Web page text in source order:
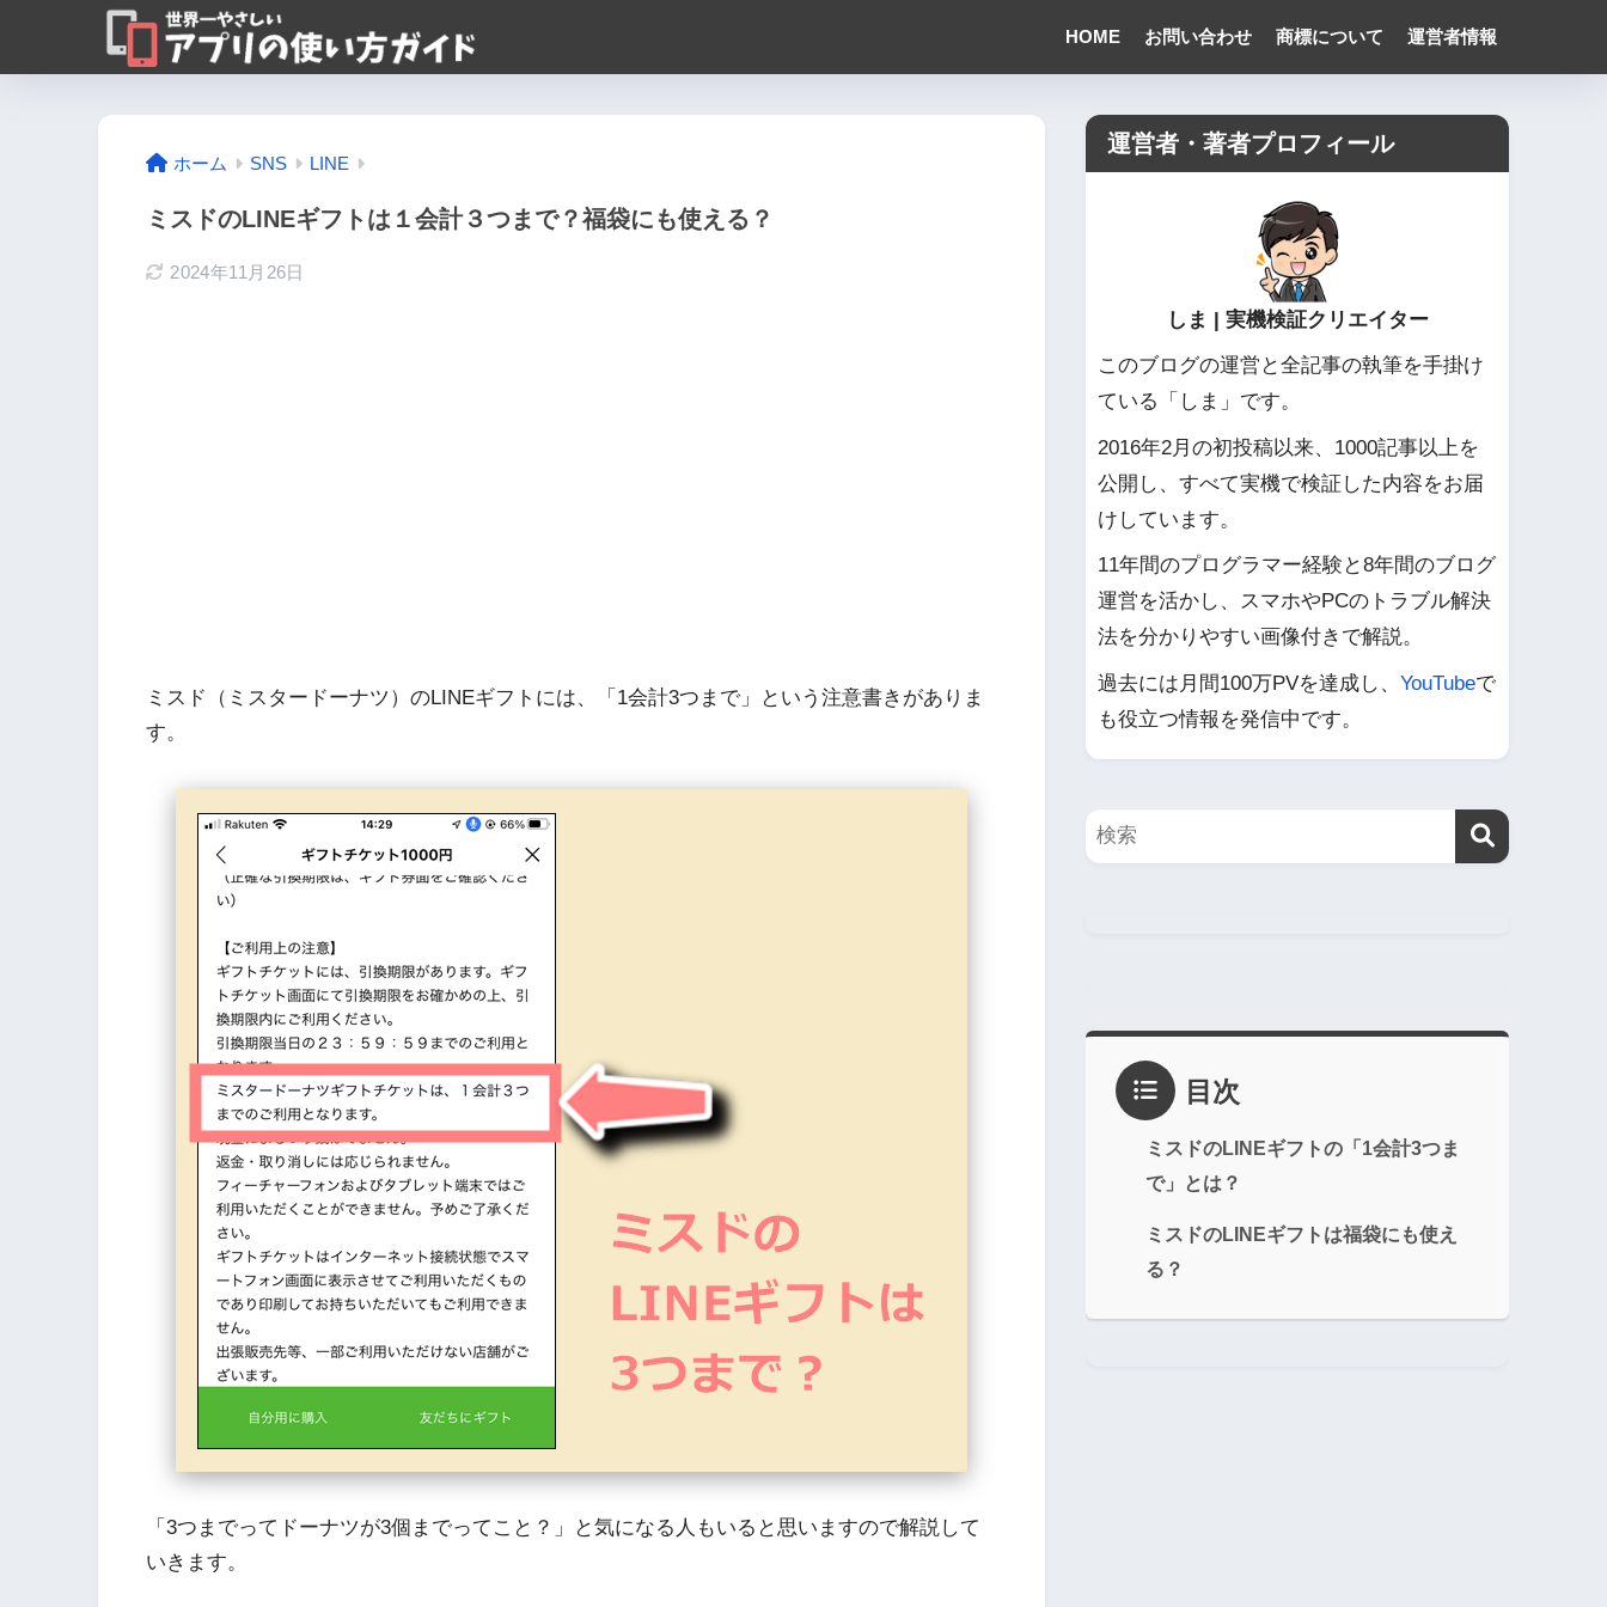
HOME お問い合わせ 商標について 運営者情報
ホーム SNS LINE
ミスドのLINEギフトは１会計３つまで？福袋にも使える？
2024年11月26日
ミスド（ミスタードーナツ）のLINEギフトには、「1会計3つまで」という注意書きがありま
す。
「3つまでってドーナツが3個までってこと？」と気になる人もいると思いますので解説して
いきます。
運営者・著者プロフィール
しま | 実機検証クリエイター
このブログの運営と全記事の執筆を手掛け
ている「しま」です。
2016年2月の初投稿以来、1000記事以上を
公開し、すべて実機で検証した内容をお届
けしています。
11年間のプログラマー経験と8年間のブログ
運営を活かし、スマホやPCのトラブル解決
法を分かりやすい画像付きで解説。
過去には月間100万PVを達成し、 YouTubeで
も役立つ情報を発信中です。
目次
ミスドのLINEギフトの「1会計3つま
で」とは？
ミスドのLINEギフトは福袋にも使え
る？